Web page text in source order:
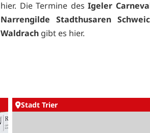
hier. Die Termine desIgeler
Narrengilde Stadthusaren
Waldrach gibt es hier.
Stadt Trier